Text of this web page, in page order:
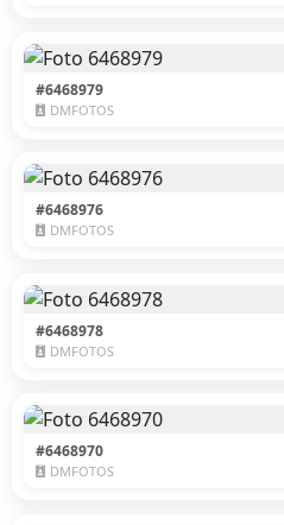
#6468979
DMFOTOS
#6468976
DMFOTOS
#6468978
DMFOTOS
#6468970
DMFOTOS